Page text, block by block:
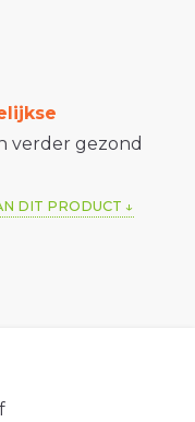
verder gezond
DIT PRODUCT